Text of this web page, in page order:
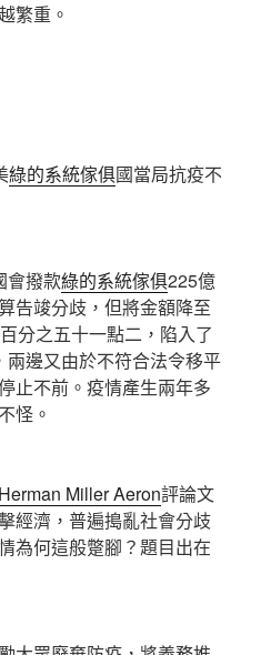
繁重。
綠的系統傢俱國當局抗疫不
撥款綠的系統傢俱225億
告竣分歧，但將金額降至
分之五十一點二，陷入了
邊又由於不符合法令移平
止不前。疫情產生兩年多
怪。
Herman Miller Aeron評論文
經濟，普遍搗亂社會分歧
為何這般蹩腳？題目出在